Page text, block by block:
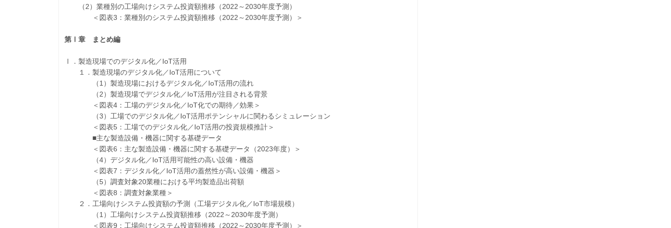
（2）業種別の工場向けシステム投資額推移（2022～2030年度予測）
＜図表3：業種別のシステム投資額推移（2022～2030年度予測）＞
第Ⅰ章 まとめ編
Ⅰ．製造現場でのデジタル化／IoT活用
１．製造現場のデジタル化／IoT活用について
（1）製造現場におけるデジタル化／IoT活用の流れ
（2）製造現場でデジタル化／IoT活用が注目される背景
＜図表4：工場のデジタル化／IoT化での期待／効果＞
（3）工場でのデジタル化／IoT活用ポテンシャルに関わるシミュレーション
＜図表5：工場でのデジタル化／IoT活用の投資規模推計＞
■主な製造設備・機器に関する基礎データ
＜図表6：主な製造設備・機器に関する基礎データ（2023年度）＞
（4）デジタル化／IoT活用可能性の高い設備・機器
＜図表7：デジタル化／IoT活用の蓋然性が高い設備・機器＞
（5）調査対象20業種における平均製造品出荷額
＜図表8：調査対象業種＞
２．工場向けシステム投資額の予測（工場デジタル化／IoT市場規模）
（1）工場向けシステム投資額推移（2022～2030年度予測）
＜図表9：工場向けシステム投資額推移（2022～2030年度予測）＞